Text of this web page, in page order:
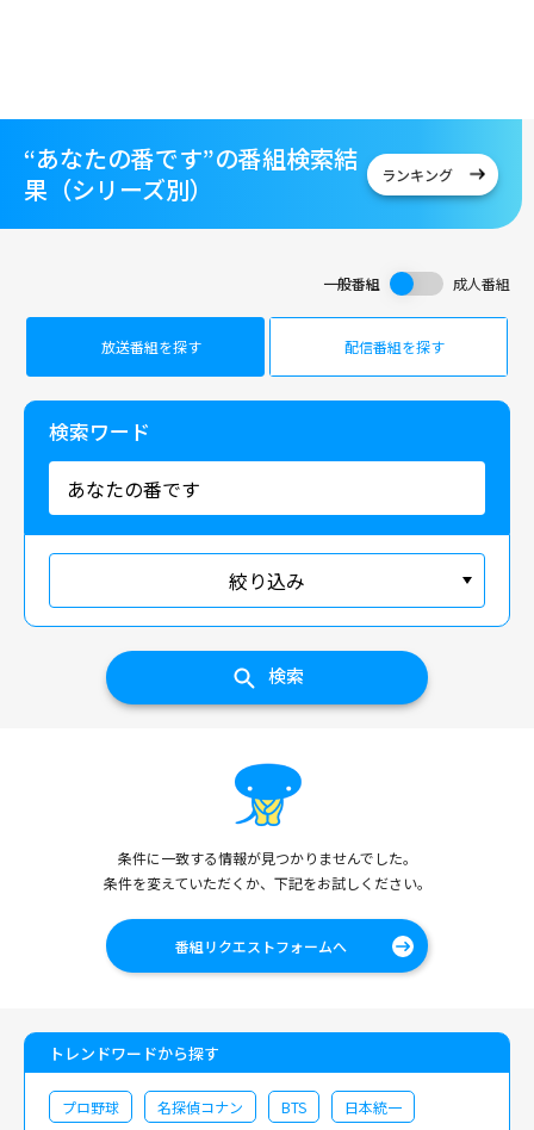
“あなたの番です”の番組検索結
果（シリーズ別）
ランキング
一般番組 成人番組
放送番組を探す 配信番組を探す
検索ワード
絞り込み
検索
条件に一致する情報が見つかりませんでした。
条件を変えていただくか、下記をお試しください。
番組リクエストフォームへ
トレンドワードから探す
プロ野球 名探偵コナン BTS 日本統一